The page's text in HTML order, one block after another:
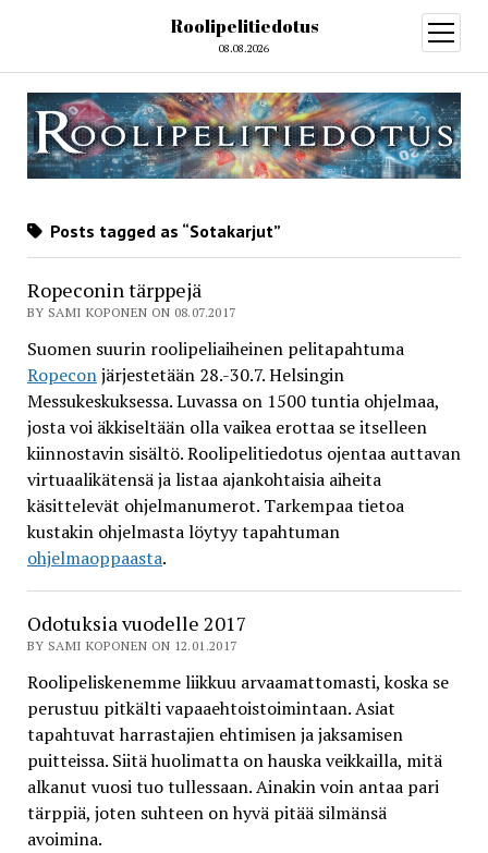
Roolipelitiedotus
08.08.2026
open
menu
Posts tagged as “Sotakarjut”
Ropeconin tärppejä
BY SAMI KOPONEN ON 08.07.2017
Suomen suurin roolipeliaiheinen pelitapahtuma
Ropeconjärjestetään 28.-30.7. Helsingin
Messukeskuksessa. Luvassa on 1500 tuntia ohjelmaa,
josta voi äkkiseltään olla vaikea erottaa se itselleen
kiinnostavin sisältö. Roolipelitiedotus ojentaa auttavan
virtuaalikätensä ja listaa ajankohtaisia aiheita
käsittelevät ohjelmanumerot. Tarkempaa tietoa
kustakin ohjelmasta löytyy tapahtuman
ohjelmaoppaasta.
Odotuksia vuodelle 2017
BY SAMI KOPONEN ON 12.01.2017
Roolipeliskenemme liikkuu arvaamattomasti, koska se
perustuu pitkälti vapaaehtoistoimintaan. Asiat
tapahtuvat harrastajien ehtimisen ja jaksamisen
puitteissa. Siitä huolimatta on hauska veikkailla, mitä
alkanut vuosi tuo tullessaan. Ainakin voin antaa pari
tärppiä, joten suhteen on hyvä pitää silmänsä
avoimina.